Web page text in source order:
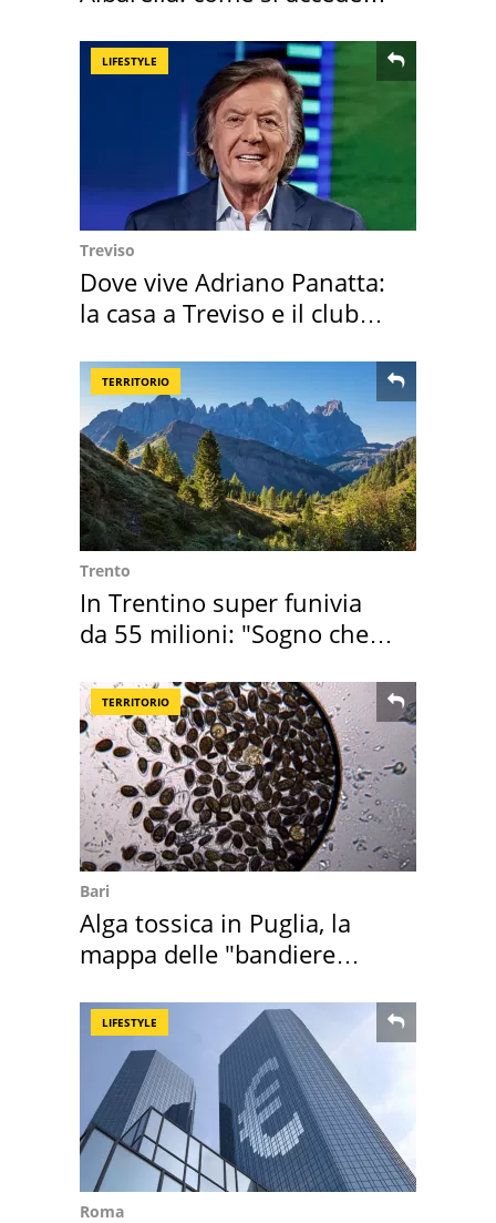
LIFESTYLE
Treviso
Dove vive Adriano Panatta:
la casa a Treviso e il club
TERRITORIO
Trento
In Trentino super funivia
da 55 milioni: "Sogno che si
TERRITORIO
Bari
Alga tossica in Puglia, la
mappa delle "bandiere
LIFESTYLE
Roma